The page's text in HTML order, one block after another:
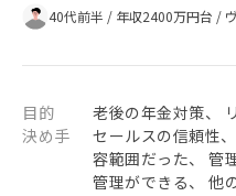
40代前半 / 年収2400万円台 /
目的
老後の年金対策、
決め手
セールスの信頼性
容範囲だった、 管
管理ができる、 他